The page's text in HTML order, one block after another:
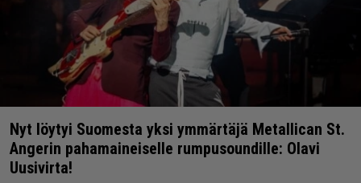
Nyt löytyi Suomesta yksi ymmärtäjä Metallican St.
Angerin pahamaineiselle rumpusoundille: Olavi
Uusivirta!